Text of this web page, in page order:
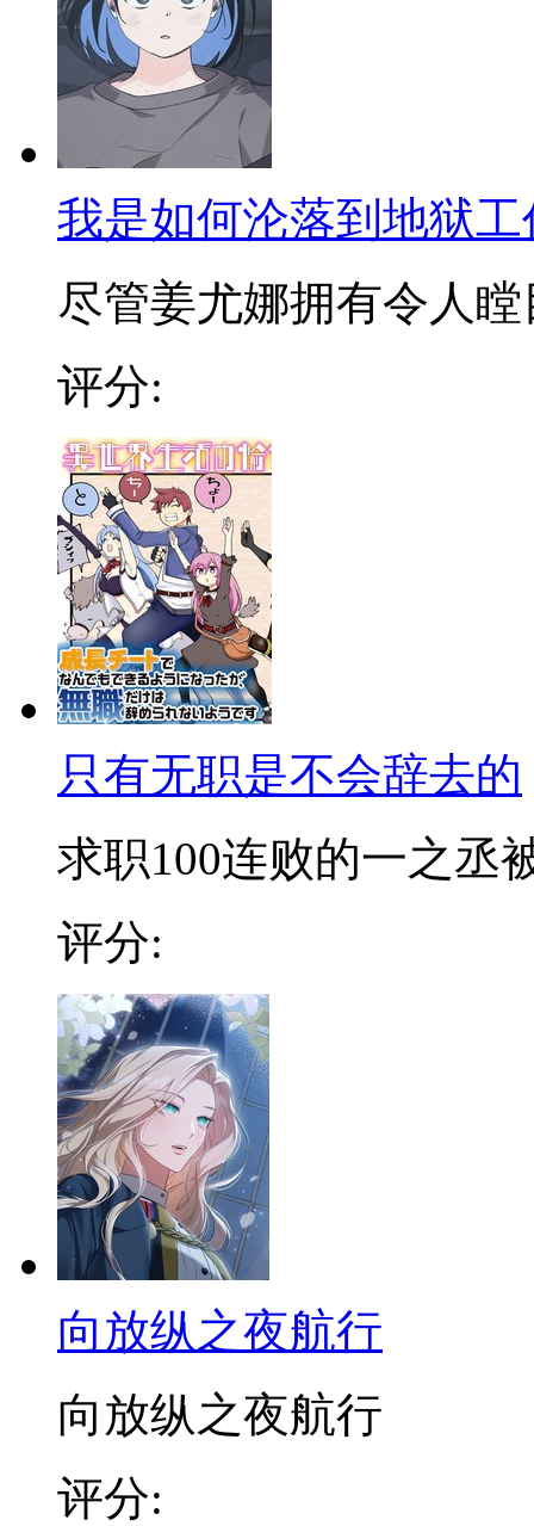
我是如何沦落到地狱工
尽管姜尤娜拥有令人瞠
评分:
只有无职是不会辞去的
求职100连败的一之丞
评分:
向放纵之夜航行
向放纵之夜航行
评分: